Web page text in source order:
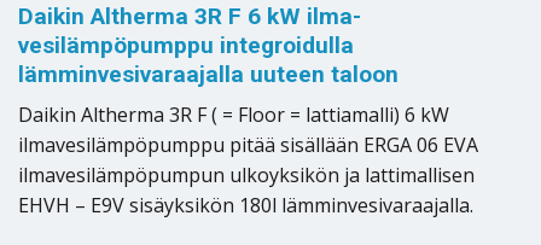
Daikin Altherma 3R F 6 kW ilma-
vesilämpöpumppu integroidulla
lämminvesivaraajalla uuteen taloon
Daikin Altherma 3R F ( = Floor = lattiamalli) 6 kW
ilmavesilämpöpumppu pitää sisällään ERGA 06 EVA
ilmavesilämpöpumpun ulkoyksikön ja lattimallisen
EHVH – E9V sisäyksikön 180l lämminvesivaraajalla.